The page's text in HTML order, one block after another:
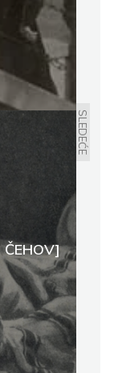
SLEDEĆE
ČEHOV]